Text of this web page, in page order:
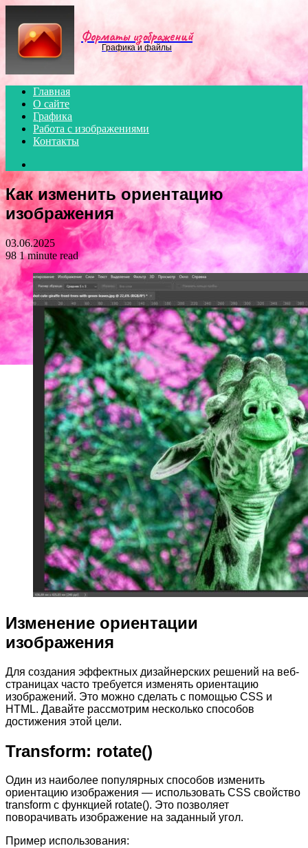
Форматы изображений
Графика и файлы
Главная
О сайте
Графика
Работа с изображениями
Контакты
for
Как изменить ориентацию
изображения
03.06.2025
98 1 minute read
Изменение ориентации
изображения
Для создания эффектных дизайнерских решений на веб-
страницах часто требуется изменять ориентацию
изображений. Это можно сделать с помощью CSS и
HTML. Давайте рассмотрим несколько способов
достижения этой цели.
Transform: rotate()
Один из наиболее популярных способов изменить
ориентацию изображения — использовать CSS свойство
transform с функцией rotate(). Это позволяет
поворачивать изображение на заданный угол.
Пример использования: